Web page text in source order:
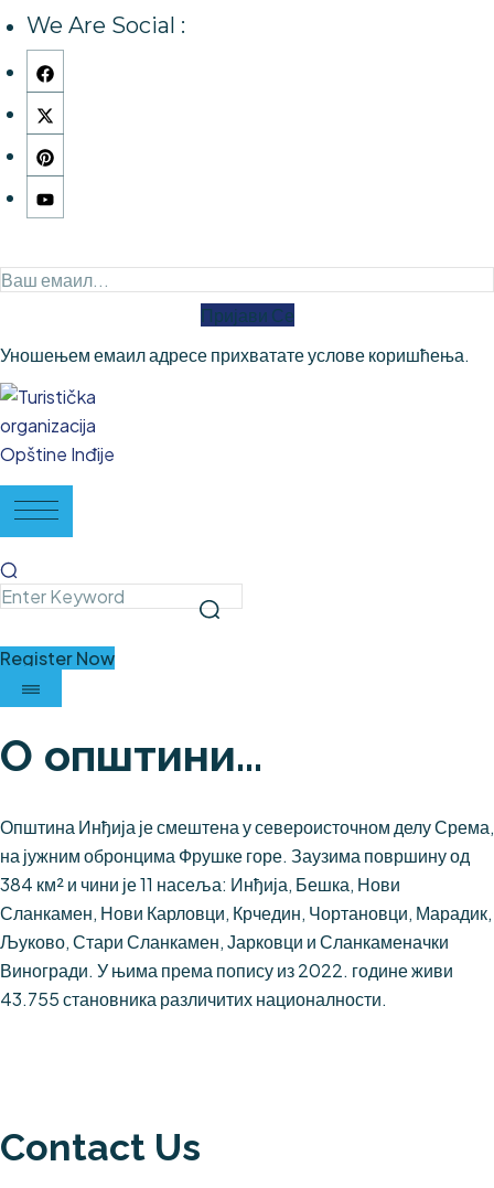
We Are Social :
Пријави Се
Уношењем емаил адресе прихватате услове коришћења.
Register Now
О општини...
Општина Инђија је смештена у североисточном делу Срема,
на јужним обронцима Фрушке горе. Заузима површину од
384 км² и чини је 11 насеља: Инђија, Бешка, Нови
Сланкамен, Нови Карловци, Крчедин, Чортановци, Марадик,
Љуково, Стари Сланкамен, Јарковци и Сланкаменачки
Виногради. У њима према попису из 2022. године живи
43.755 становника различитих националности.
Contact Us